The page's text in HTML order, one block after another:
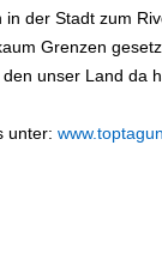
in der Stadt zum
Grenzen
unser Land da
unter: